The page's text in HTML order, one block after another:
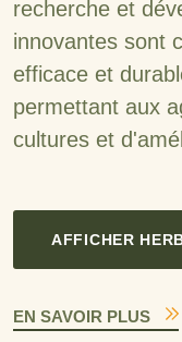
recherche et
innovantes sont
efficace et
permettant aux
cultures et
AFFICHER
EN SAVOIR PLUS